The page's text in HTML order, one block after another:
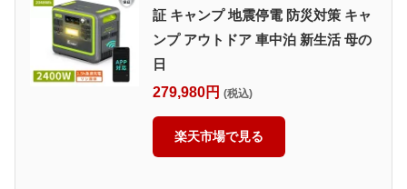
証 キャンプ 地震停電 防災対策 キャ
ンプ アウトドア 車中泊 新生活 母の
日
279,980円 (税込)
楽天市場で見る